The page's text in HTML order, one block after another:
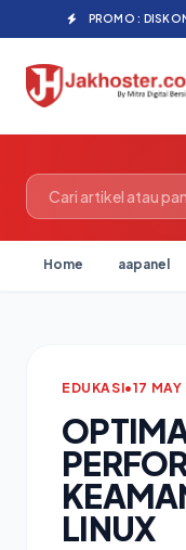
PROMO :
Home aapanel
EDUKASI•17
LINUX